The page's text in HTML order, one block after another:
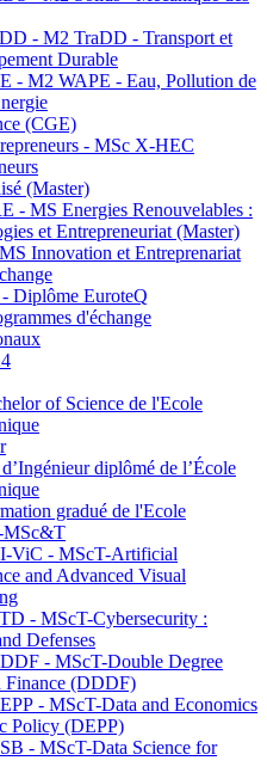
- M2 TraDD - Transport et
Durable
- M2 WAPE - Eau, Pollution de
(CGE)
- MSc X-HEC
(Master)
- MS Energies Renouvelables :
et Entrepreneuriat (Master)
Innovation et Entreprenariat
Diplôme EuroteQ
d'échange
of Science de l'Ecole
diplômé de l’École
gradué de l'Ecole
MSc&T
ViC - MScT-Artificial
and Advanced Visual
- MScT-Cybersecurity :
Defenses
- MScT-Double Degree
Finance (DDDF)
- MScT-Data and Economics
Policy (DEPP)
- MScT-Data Science for